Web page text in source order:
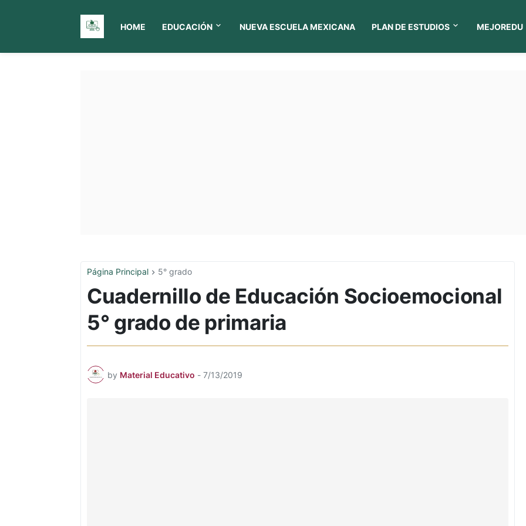
HOME EDUCACIÓN NUEVA ESCUELA MEXICANA PLAN DE ESTUDIOS MEJOREDU
Página Principal 5° grado
Cuadernillo de Educación Socioemocional
5° grado de primaria
by Material Educativo - 7/13/2019